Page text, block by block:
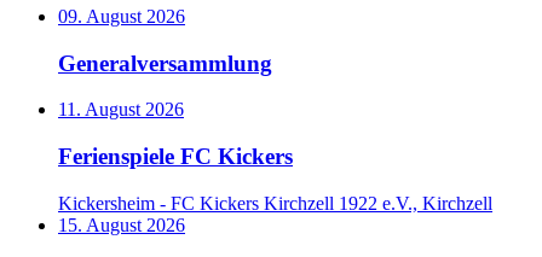
09. August 2026
Generalversammlung
11. August 2026
Ferienspiele FC Kickers
Kickersheim - FC Kickers Kirchzell 1922 e.V., Kirchzell
15. August 2026